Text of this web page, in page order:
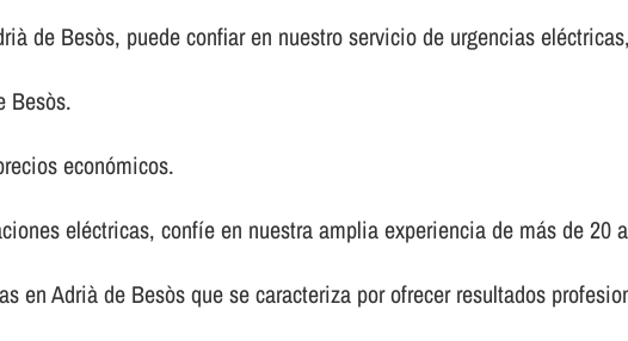
de Besòs, puede confiar en nuestro servicio de urgencias
Besòs.
económicos.
eléctricas, confí­e en nuestra amplia experiencia de más de 20
en Adrià de Besòs que se caracteriza por ofrecer resultados